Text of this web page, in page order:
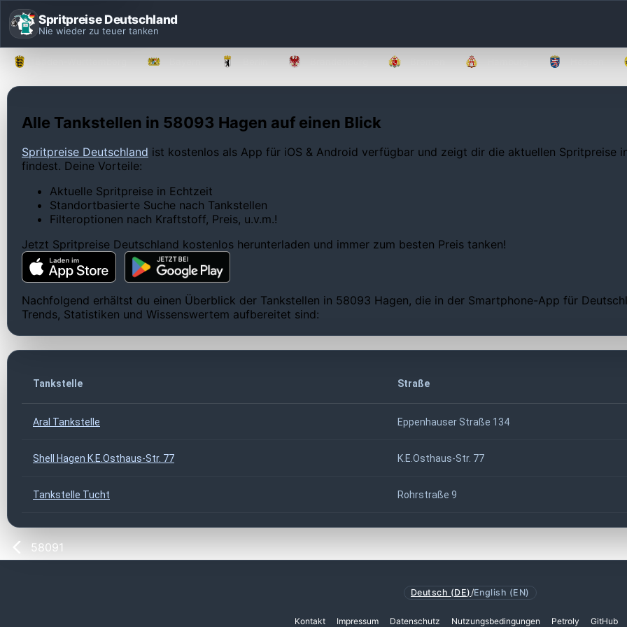
Spritpreise Deutschland
Nie wieder zu teuer tanken
Alle Tankstellen in 58093 Hagen auf einen Blick
Spritpreise Deutschland ist kostenlos als App für iOS & Android verfügbar und zeigt dir die aktuellen Spritpreise
findest. Deine Vorteile:
Aktuelle Spritpreise in Echtzeit
Standortbasierte Suche nach Tankstellen
Filteroptionen nach Kraftstoff, Preis, u.v.m.!
Jetzt Spritpreise Deutschland kostenlos herunterladen und immer zum besten Preis tanken!
Nachfolgend erhältst du einen Überblick der Tankstellen in 58093 Hagen, die in der Smartphone-App für
Trends, Statistiken und Wissenswertem aufbereitet sind:
Tankstelle Straße
Aral Tankstelle Eppenhauser Straße 134
Shell Hagen K.E.Osthaus-Str. 77 K.E.Osthaus-Str. 77
Tankstelle Tucht Rohrstraße 9
58091
Deutsch (DE) /English (EN)
Kontakt Impressum Datenschutz Nutzungsbedingungen Petroly GitHub